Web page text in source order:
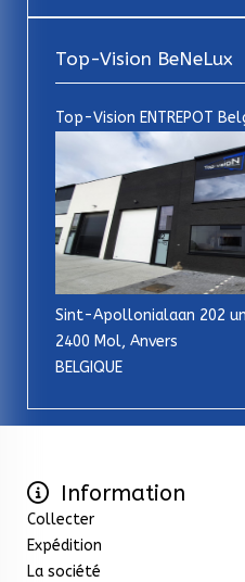
Top-Vision BeNeLux
Top-Vision ENTREPOT
Sint-Apollonialaan 202
2400 Mol, Anvers
BELGIQUE
Information
Collecter
Expédition
La société